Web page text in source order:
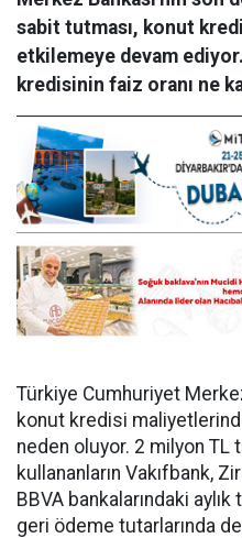
sabit tutması, konut
etkilemeye devam
kredisinin faiz oranı ne
Türkiye Cumhuriyet
konut kredisi
neden oluyor. 2 milyon TL
kullananların Vakıfbank,
BBVA bankalarındaki
geri ödeme tutarlarında